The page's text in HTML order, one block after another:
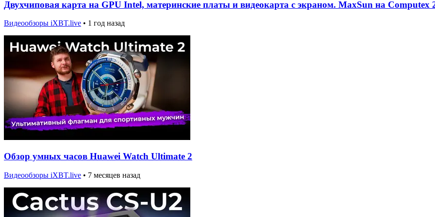
Двухчиповая карта на GPU Intel, материнские платы и видеокарта с экраном. MaxSun на Computex
Видеообзоры iXBT.live • 1 год назад
Обзор умных часов Huawei Watch Ultimate 2
Видеообзоры iXBT.live • 7 месяцев назад